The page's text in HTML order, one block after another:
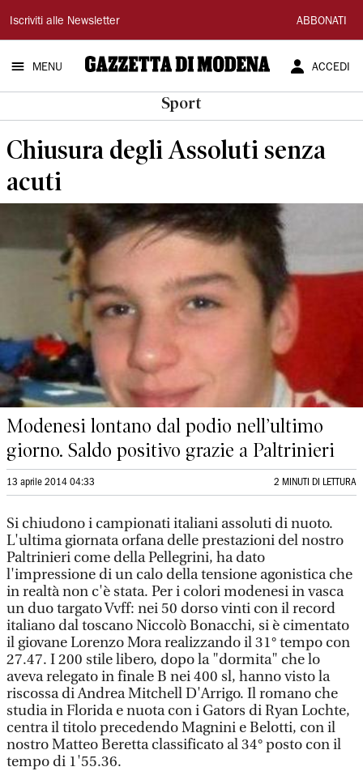
Gazzetta
di
Modena
Iscriviti alle Newsletter ABBONATI
MENU ACCEDI
Sport
Chiusura degli Assoluti senza
acuti
Modenesi lontano dal podio nell’ultimo
giorno. Saldo positivo grazie a Paltrinieri
13 aprile 2014 04:33 2 MINUTI DI LETTURA
Si chiudono i campionati italiani assoluti di nuoto.
L'ultima giornata orfana delle prestazioni del nostro
Paltrinieri come della Pellegrini, ha dato
l'impressione di un calo della tensione agonistica che
in realtà non c'è stata. Per i colori modenesi in vasca
un duo targato Vvff: nei 50 dorso vinti con il record
italiano dal toscano Niccolò Bonacchi, si è cimentato
il giovane Lorenzo Mora realizzando il 31° tempo con
27.47. I 200 stile libero, dopo la "dormita" che lo
aveva relegato in finale B nei 400 sl, hanno visto la
riscossa di Andrea Mitchell D'Arrigo. Il romano che
studia in Florida e nuota con i Gators di Ryan Lochte,
centra il titolo precedendo Magnini e Belotti, con il
nostro Matteo Beretta classificato al 34° posto con il
tempo di 1'55.36.